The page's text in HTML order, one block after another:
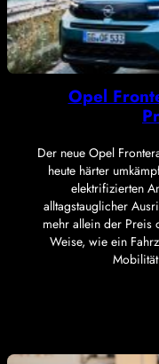
Opel
Der neue Opel
heute härter
elektrifizierten
alltagstauglicher
mehr allein der Preis
Weise, wie ein